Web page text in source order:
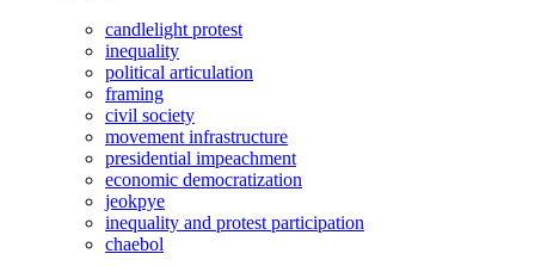
candlelight protest
inequality
political articulation
framing
civil society
movement infrastructure
presidential impeachment
economic democratization
jeokpye
inequality and protest participation
chaebol